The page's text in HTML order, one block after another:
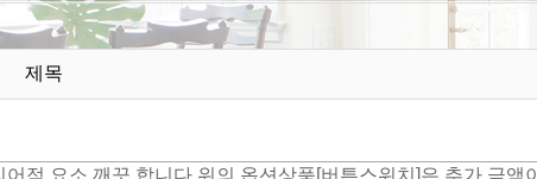
제목
적 요소.깨끗 합니다.위의 옵션상품[버튼스위치]은 추가 금액이